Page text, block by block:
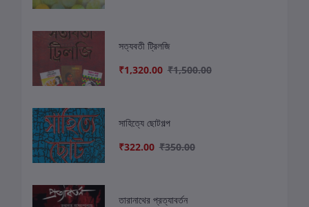
সত্যবতী ট্রিলজি
₹1,320.00 ₹1,500.00
সাহিত্যে ছোটগল্প
₹322.00 ₹350.00
তারানাথের প্রত্যাবর্তন